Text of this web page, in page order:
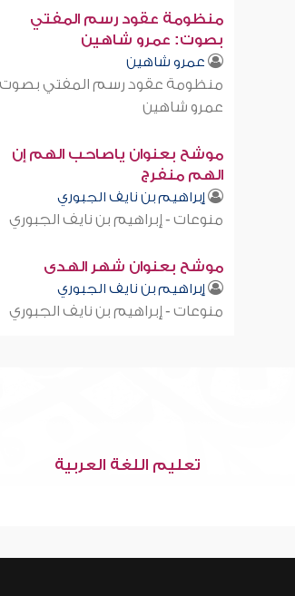
منظومة عقود رسم المفتي
بصوت: عمرو شاهين
عمرو شاهين
منظومة عقود رسم المفتي
عمرو شاهين
موشح بعنوان ياصاحب الهم إن
الهم منفرج
إبراهيم بن نايف الجبوري
منوعات - إبراهيم بن نايف الجبوري
موشح بعنوان شهر الهدى
إبراهيم بن نايف الجبوري
منوعات - إبراهيم بن نايف الجبوري
تعليم اللغة العربية